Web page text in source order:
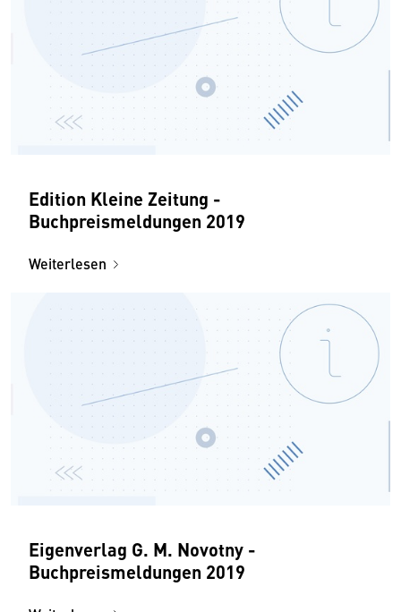
Edition Kleine Zeitung -
Buchpreismeldungen 2019
Weiterlesen
Eigenverlag G. M. Novotny -
Buchpreismeldungen 2019